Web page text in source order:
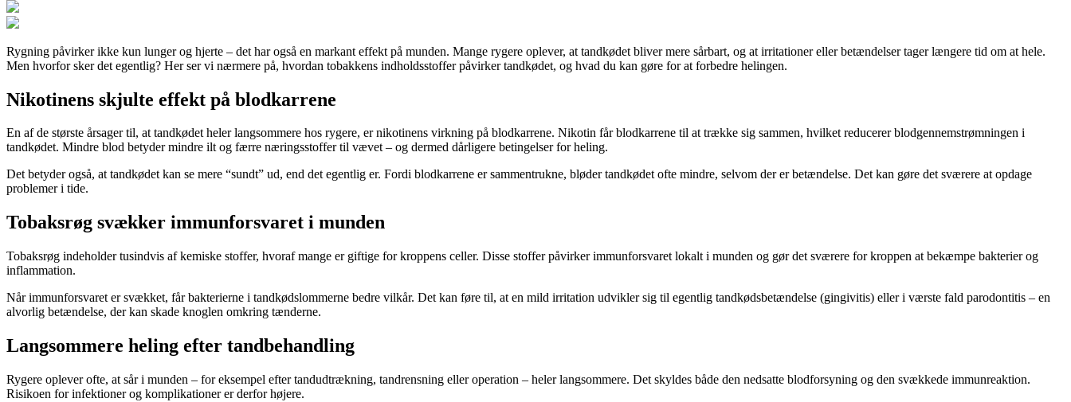
Rygning påvirker ikke kun lunger og hjerte – det har også en markant effekt på munden. Mange rygere oplever, at tandkødet bliver mere sårbart, og at irritationer eller betændelser tager længere tid om at hele.
Men hvorfor sker det egentlig? Her ser vi nærmere på, hvordan tobakkens indholdsstoffer påvirker tandkødet, og hvad du kan gøre for at forbedre helingen.
Nikotinens skjulte effekt på blodkarrene
En af de største årsager til, at tandkødet heler langsommere hos rygere, er nikotinens virkning på blodkarrene. Nikotin får blodkarrene til at trække sig sammen, hvilket reducerer blodgennemstrømningen i
tandkødet. Mindre blod betyder mindre ilt og færre næringsstoffer til vævet – og dermed dårligere betingelser for heling.
Det betyder også, at tandkødet kan se mere “sundt” ud, end det egentlig er. Fordi blodkarrene er sammentrukne, bløder tandkødet ofte mindre, selvom der er betændelse. Det kan gøre det sværere at opdage
problemer i tide.
Tobaksrøg svækker immunforsvaret i munden
Tobaksrøg indeholder tusindvis af kemiske stoffer, hvoraf mange er giftige for kroppens celler. Disse stoffer påvirker immunforsvaret lokalt i munden og gør det sværere for kroppen at bekæmpe bakterier og
inflammation.
Når immunforsvaret er svækket, får bakterierne i tandkødslommerne bedre vilkår. Det kan føre til, at en mild irritation udvikler sig til egentlig tandkødsbetændelse (gingivitis) eller i værste fald parodontitis – en
alvorlig betændelse, der kan skade knoglen omkring tænderne.
Langsommere heling efter tandbehandling
Rygere oplever ofte, at sår i munden – for eksempel efter tandudtrækning, tandrensning eller operation – heler langsommere. Det skyldes både den nedsatte blodforsyning og den svækkede immunreaktion.
Risikoen for infektioner og komplikationer er derfor højere.